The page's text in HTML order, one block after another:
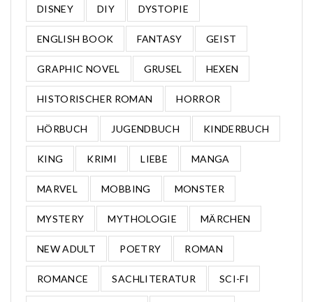
DISNEY DIY DYSTOPIE
ENGLISH BOOK FANTASY GEIST
GRAPHIC NOVEL GRUSEL HEXEN
HISTORISCHER ROMAN HORROR
HÖRBUCH JUGENDBUCH KINDERBUCH
KING KRIMI LIEBE MANGA
MARVEL MOBBING MONSTER
MYSTERY MYTHOLOGIE MÄRCHEN
NEW ADULT POETRY ROMAN
ROMANCE SACHLITERATUR SCI-FI